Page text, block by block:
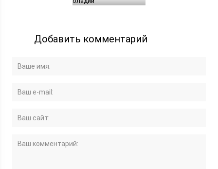
Добавить комментарий